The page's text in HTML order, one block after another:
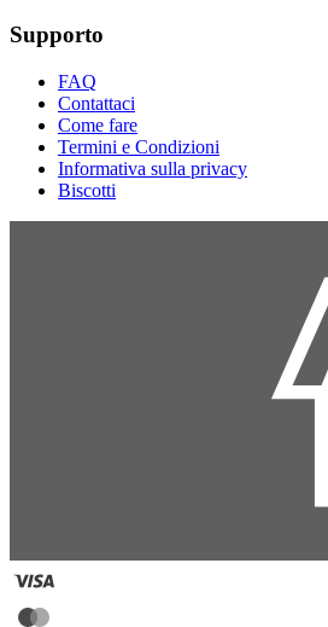
Supporto
FAQ
Contattaci
Come fare
Termini e Condizioni
Informativa sulla privacy
Biscotti